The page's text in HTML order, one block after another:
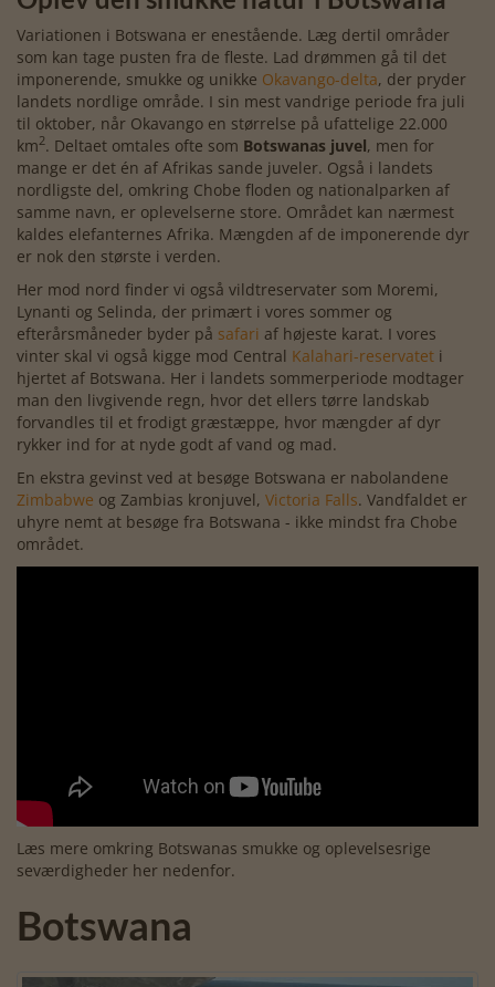
Variationen i Botswana er enestående. Læg dertil områder
som kan tage pusten fra de fleste. Lad drømmen gå til det
imponerende, smukke og unikke Okavango-delta, der pryder
landets nordlige område. I sin mest vandrige periode fra juli
til oktober, når Okavango en størrelse på ufattelige 22.000
km2. Deltaet omtales ofte som Botswanas juvel, men for
mange er det én af Afrikas sande juveler. Også i landets
nordligste del, omkring Chobe floden og nationalparken af
samme navn, er oplevelserne store. Området kan nærmest
kaldes elefanternes Afrika. Mængden af de imponerende dyr
er nok den største i verden.
Her mod nord finder vi også vildtreservater som Moremi,
Lynanti og Selinda, der primært i vores sommer og
efterårsmåneder byder på safari af højeste karat. I vores
vinter skal vi også kigge mod Central Kalahari-reservatet i
hjertet af Botswana. Her i landets sommerperiode modtager
man den livgivende regn, hvor det ellers tørre landskab
forvandles til et frodigt græstæppe, hvor mængder af dyr
rykker ind for at nyde godt af vand og mad.
En ekstra gevinst ved at besøge Botswana er nabolandene
Zimbabwe og Zambias kronjuvel, Victoria Falls. Vandfaldet er
uhyre nemt at besøge fra Botswana - ikke mindst fra Chobe
området.
Læs mere omkring Botswanas smukke og oplevelsesrige
seværdigheder her nedenfor.
Botswana